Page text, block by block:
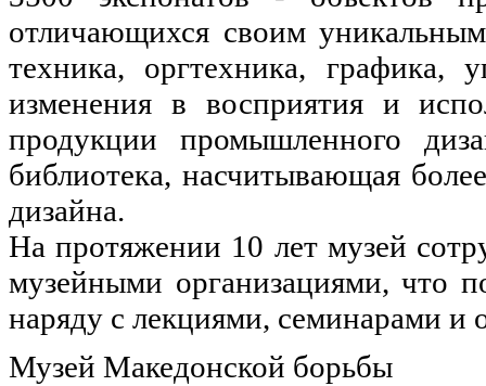
отличающихся своим
техника, оргтехника, графика,
изменения в восприятия и
продукции промышленного
библиотека, насчитывающая
дизайна.
На протяжении 10 лет музей
музейными организациями, что
наряду с лекциями, семинарами и
Музей Македонской борьбы